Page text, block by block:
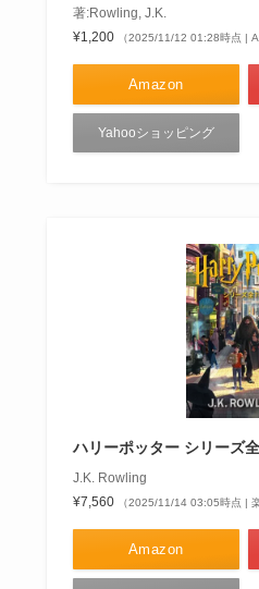
著:Rowling, J.K.
¥1,200
（2025/11/12 01:28時点 |
Amazon
Yahooショッピング
ハリーポッター シリーズ
J.K. Rowling
¥7,560
（2025/11/14 03:05時点 |
Amazon